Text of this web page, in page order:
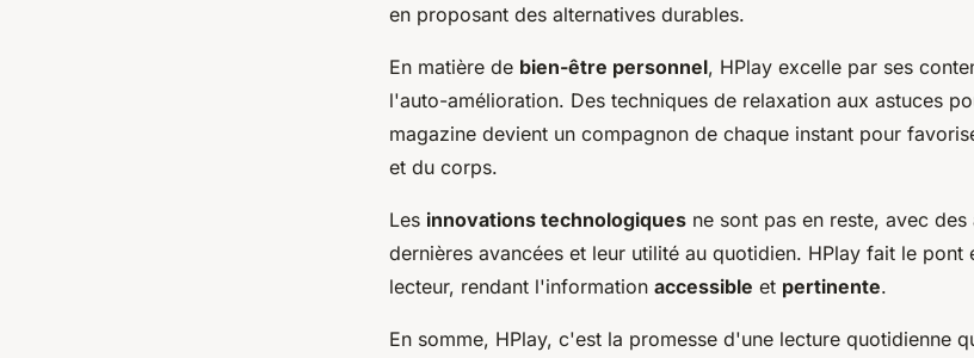
en proposant des alternatives durables.
En matière de bien-être personnel, HPlay excelle par ses
l'auto-amélioration. Des techniques de relaxation aux astuces
magazine devient un compagnon de chaque instant pour
et du corps.
Les innovations technologiques ne sont pas en reste, avec
dernières avancées et leur utilité au quotidien. HPlay fait le pont
lecteur, rendant l'information accessible et pertinente.
En somme, HPlay, c'est la promesse d'une lecture quotidienne